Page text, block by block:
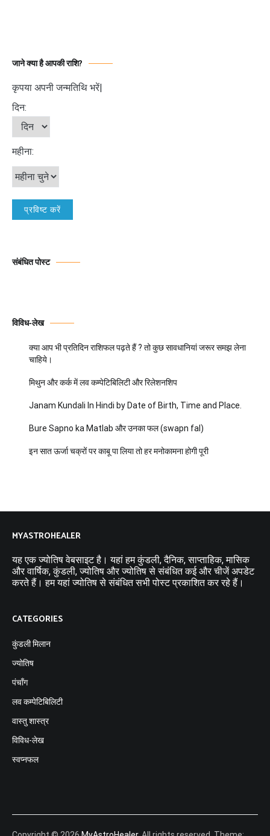
जाने क्या है आपकी राशि?
कृपया अपनी जन्मतिथि भरें|
दिन:
महीना:
संबंधित पोस्ट
विविध-लेख
क्या आप भी प्रतिदिन राशिफल पढ़ते हैं ? तो कुछ सावधानियां जरूर समझ लेना
चाहिये।
मिथुन और कर्क में लव कम्पेटिबिलिटी और रिलेशनशिप
Janam Kundali In Hindi by Date of Birth, Time and Place.
Bure Sapno ka Matlab और उनका फल (swapn fal)
इन सात ऊर्जा चक्रों पर काबू पा लिया तो हर मनोकामना होगी पूरी
MYASTROHEALER
यह एक ज्योतिष वेबसाइट है। यहां हम कुंडली, दैनिक, साप्ताहिक, मासिक
और वार्षिक, कुंडली, ज्योतिष और ज्योतिष से संबंधित कई और चीजें अपडेट
करते हैं। हम यहां ज्योतिष से संबंधित सभी पोस्ट प्रकाशित कर रहे हैं।
CATEGORIES
कुंडली मिलान
ज्योतिष
पंचाँग
लव कम्पेटिबिलिटी
वास्तु शास्त्र
विविध-लेख
स्वप्नफल